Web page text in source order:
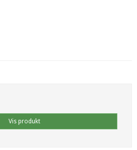
Vis produkt